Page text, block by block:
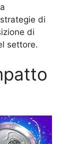
di
di
settore.